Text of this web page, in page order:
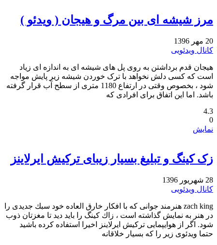
مرز شیشه ای بین مرگ و هیجان ( ویدئو )
20 مهر 1396
کانال ویدئویی
هیجان قدم برداشتن به روی پل های شیشه ای به اندازه ای زیاد
است که کسی دلش نخواهد با ترک خوردن شیشه زیر پایش مواجه
شود ، بخصوص وقتی در ارتفاع 1180 متری از سطح آب قرار گرفته
باشد. اما این اتفاق برای افرادی که
4.3
0
نمایش
زک کینگ و تبلیغ بسیار زیبای ترکیش ایرلاینز
28 شهریور 1396
کانال ویدئویی
zach king هنرمند جوانی كه با افكار خارق العاده خود سبك جدیدی را
در هنر به نمایش گذاشته است ، زاك كینگ را باید دید تا مغزتان ذوب
شود. اگر از هوایپمایی ترکیش ایرلاینز اخیرا استفاده کرده باشید
حتما ویدئوی زیر را که بسیار خلاقانه